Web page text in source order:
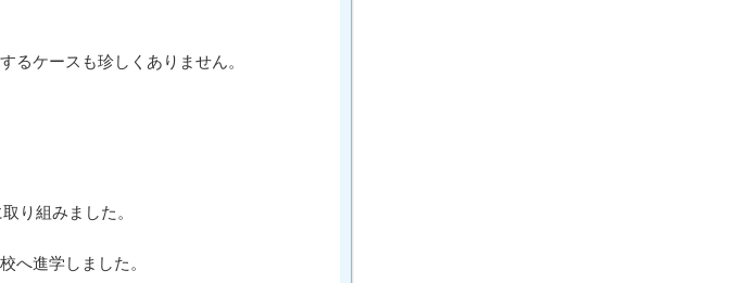
るケースも珍しくありません。
り組みました。
へ進学しました。